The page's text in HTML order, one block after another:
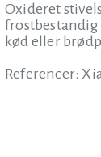
Oxideret
kød eller
Referencer: